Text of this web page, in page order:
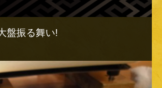
盤振る舞い!